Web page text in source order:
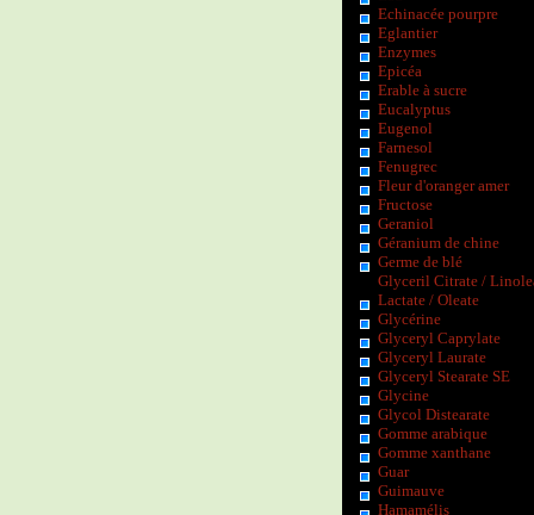
Echinacée pourpre
Eglantier
Enzymes
Epicéa
Erable à sucre
Eucalyptus
Eugenol
Farnesol
Fenugrec
Fleur d'oranger amer
Fructose
Geraniol
Géranium de chine
Germe de blé
Glyceril Citrate /
Lactate / Oleate
Glycérine
Glyceryl Caprylate
Glyceryl Laurate
Glyceryl Stearate SE
Glycine
Glycol Distearate
Gomme arabique
Gomme xanthane
Guar
Guimauve
Hamamélis